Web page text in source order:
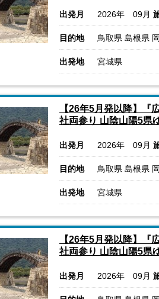
出発月 2026年 09月
目的地 鳥取県 島根県
出発地 宮城県
【26年5月発以降】
社両参り 山陰山陽5県
出発月 2026年 09月
目的地 鳥取県 島根県
出発地 宮城県
【26年5月発以降】
社両参り 山陰山陽5県
出発月 2026年 09月